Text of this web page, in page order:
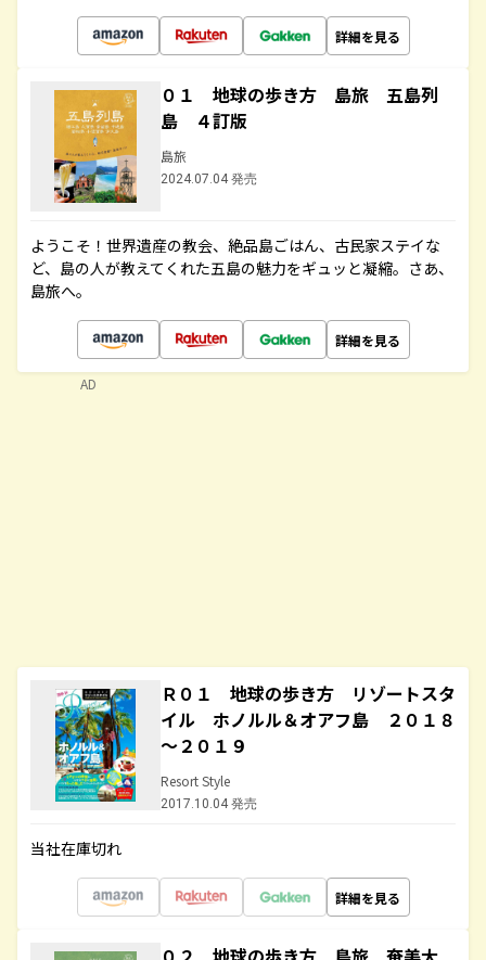
詳細を見る
０１ 地球の歩き方 島旅 五島列
島 ４訂版
島旅
2024.07.04 発売
ようこそ！世界遺産の教会、絶品島ごはん、古民家ステイな
ど、島の人が教えてくれた五島の魅力をギュッと凝縮。さあ、
島旅へ。
詳細を見る
Ｒ０１ 地球の歩き方 リゾートスタ
イル ホノルル＆オアフ島 ２０１８
～２０１９
Resort Style
2017.10.04 発売
当社在庫切れ
詳細を見る
AD